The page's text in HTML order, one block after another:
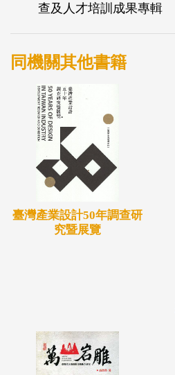
查及人才培訓成果專輯
同機關其他書籍
臺灣產業設計50年調查研
究暨展覽